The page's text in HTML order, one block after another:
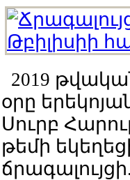
2019
օրը
Սուրբ
թեմի